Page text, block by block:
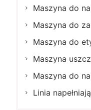
Maszyna do
Maszyna do
Maszyna do
Maszyna
Maszyna do
Linia